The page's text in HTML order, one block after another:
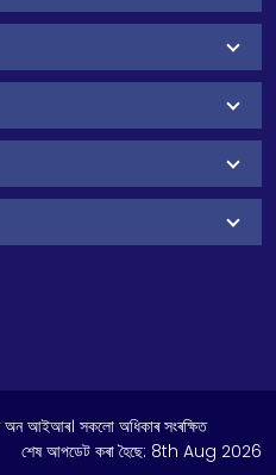
আইআৰ। সকলো অধিকাৰ সংৰক্ষিত
শেষ আপডেট কৰা হৈছে: 8th Aug 2026